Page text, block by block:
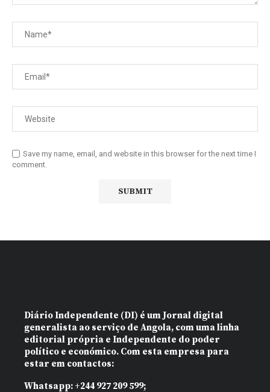
Save my name, email, and website in this browser for the next time I
comment.
Diário Independente (DI) é um Jornal digital
generalista ao serviço de Angola, com uma linha
editorial própria e Independente do poder
político e económico. Com esta empresa para
estar em contactos:
Whatsapp: +244 927 209 599;